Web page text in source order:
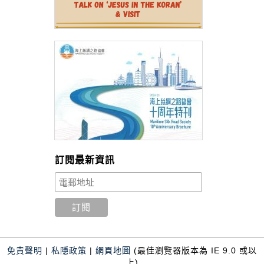
訂閱最新資訊
免責聲明 | 私隱政策 | 網頁地圖 (最佳瀏覽器版本為 IE 9.0 或以